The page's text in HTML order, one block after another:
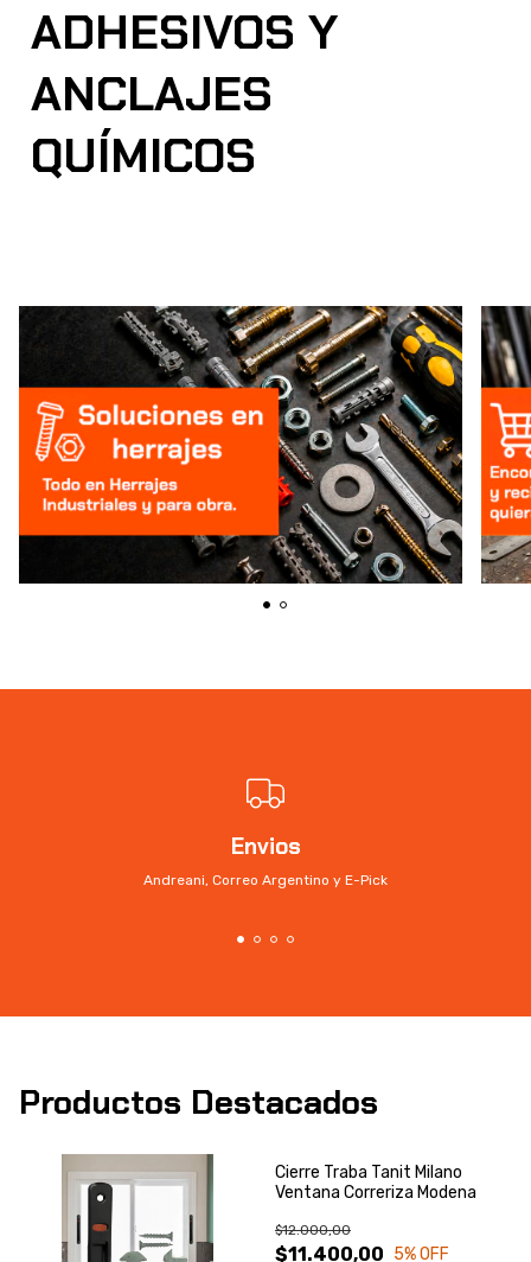
ADHESIVOS Y
ANCLAJES
QUÍMICOS
Envios
Andreani, Correo Argentino y E-Pick
Productos Destacados
Cierre Traba Tanit Milano
Ventana Correriza Modena
$11.400,00
$12.000,00
5% OFF